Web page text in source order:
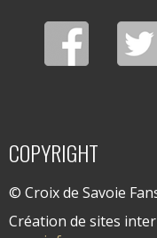
COPYRIGHT
© Croix de Savoie
Création de sites